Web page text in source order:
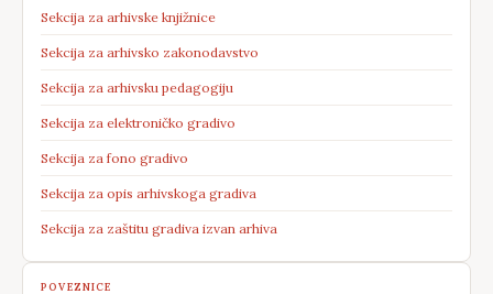
Sekcija za arhivske knjižnice
Sekcija za arhivsko zakonodavstvo
Sekcija za arhivsku pedagogiju
Sekcija za elektroničko gradivo
Sekcija za fono gradivo
Sekcija za opis arhivskoga gradiva
Sekcija za zaštitu gradiva izvan arhiva
POVEZNICE